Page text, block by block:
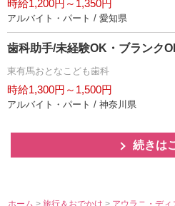
時給1,200円～1,350円
アルバイト・パート / 愛知県
歯科助手/未経験OK・ブランク
東有馬おとなこども歯科
時給1,300円～1,500円
アルバイト・パート / 神奈川県
続きは